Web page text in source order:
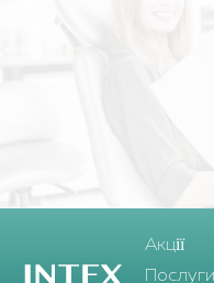
Aкції
Послуги